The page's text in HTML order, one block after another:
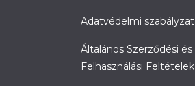
Adatvédelmi szabályzat
Általános Szerződési és
Felhasználási Feltételek